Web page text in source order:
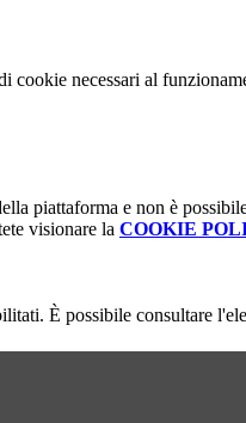
cookie necessari al
piattaforma e non è
visionare la COOKIE
È possibile consultare